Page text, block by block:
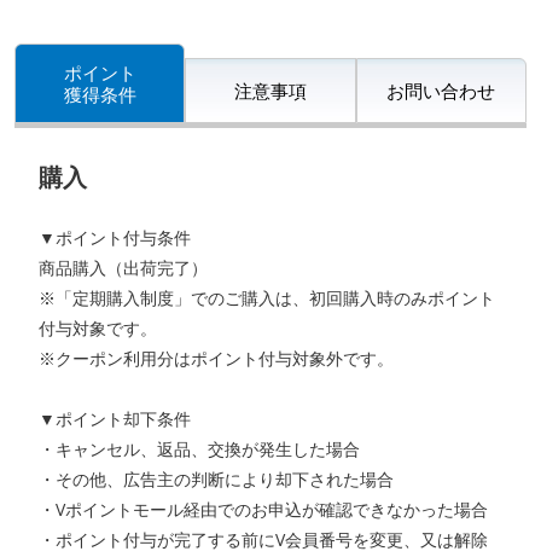
ポイント
獲得条件
注意事項 お問い合わせ
購入
▼ポイント付与条件
商品購入（出荷完了）
※「定期購入制度」でのご購入は、初回購入時のみポイント
付与対象です。
※クーポン利用分はポイント付与対象外です。
▼ポイント却下条件
・キャンセル、返品、交換が発生した場合
・その他、広告主の判断により却下された場合
・Vポイントモール経由でのお申込が確認できなかった場合
・ポイント付与が完了する前にV会員番号を変更、又は解除